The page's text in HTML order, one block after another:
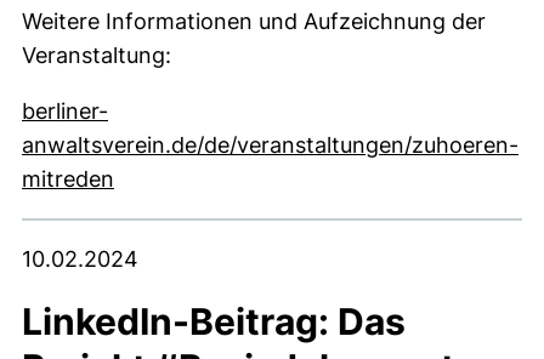
Weitere Informationen und Aufzeichnung der
Veranstaltung:
berliner-
anwaltsverein.de/de/veranstaltungen/zuhoeren-
mitreden
10.02.2024
LinkedIn-Beitrag: Das